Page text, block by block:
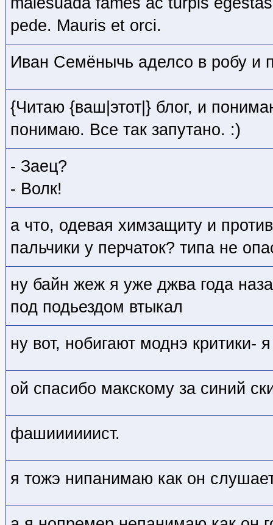
pede. Mauris et orci.
Иван Семёнычь аделсо в робу и
{Читаю {ваш|этот|} блог, и
понимаю. Все так запутано. :)
- Заец?
- Волк!
а что, одевая химзащиту и
пальчики у перчаток? типа не
ну байн жеж я уже джва года
под подьездом втыкал
ну вот, нобигают моднэ критики-
ой спасибо макскому за синий
фашиииииист.
я тожэ нипанимаю как он